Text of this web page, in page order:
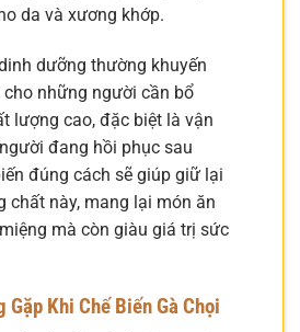
da và xương khớp.
dưỡng thường khuyến
những người cần bổ
lượng cao, đặc biệt là vận
đang hồi phục sau
đúng cách sẽ giúp giữ lại
chất này, mang lại món ăn
mà còn giàu giá trị sức
Gặp Khi Chế Biến Gà Chọi